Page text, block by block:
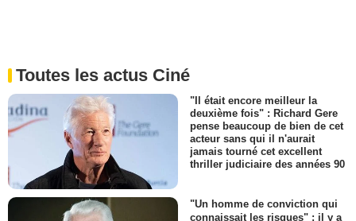
Toutes les actus Ciné
"Il était encore meilleur la
deuxième fois" : Richard Gere
pense beaucoup de bien de cet
acteur sans qui il n'aurait
jamais tourné cet excellent
thriller judiciaire des années 90
"Un homme de conviction qui
connaissait les risques" : il y a